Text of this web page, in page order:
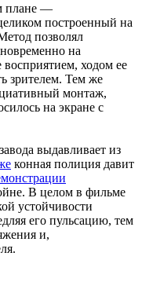
плане —
построенный на
позволял
на
восприятием, ходом ее
зрителем. Тем же
монтаж,
на экране с
выдавливает из
конная полиция давит
В целом в фильме
устойчивости
его пульсацию, тем
и,